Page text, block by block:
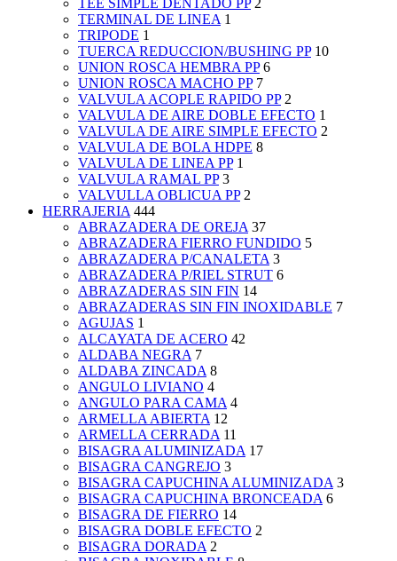
TEE SIMPLE DENTADO PP 2
TERMINAL DE LINEA 1
TRIPODE 1
TUERCA REDUCCION/BUSHING PP 10
UNION ROSCA HEMBRA PP 6
UNION ROSCA MACHO PP 7
VALVULA ACOPLE RAPIDO PP 2
VALVULA DE AIRE DOBLE EFECTO 1
VALVULA DE AIRE SIMPLE EFECTO 2
VALVULA DE BOLA HDPE 8
VALVULA DE LINEA PP 1
VALVULA RAMAL PP 3
VALVULLA OBLICUA PP 2
HERRAJERIA 444
ABRAZADERA DE OREJA 37
ABRAZADERA FIERRO FUNDIDO 5
ABRAZADERA P/CANALETA 3
ABRAZADERA P/RIEL STRUT 6
ABRAZADERAS SIN FIN 14
ABRAZADERAS SIN FIN INOXIDABLE 7
AGUJAS 1
ALCAYATA DE ACERO 42
ALDABA NEGRA 7
ALDABA ZINCADA 8
ANGULO LIVIANO 4
ANGULO PARA CAMA 4
ARMELLA ABIERTA 12
ARMELLA CERRADA 11
BISAGRA ALUMINIZADA 17
BISAGRA CANGREJO 3
BISAGRA CAPUCHINA ALUMINIZADA 3
BISAGRA CAPUCHINA BRONCEADA 6
BISAGRA DE FIERRO 14
BISAGRA DOBLE EFECTO 2
BISAGRA DORADA 2